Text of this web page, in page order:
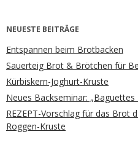
NEUESTE BEITRÄGE
Entspannen beim Brotbacken
Sauerteig Brot & Brötchen für
Kürbiskern-Joghurt-Kruste
Neues Backseminar: „Baguettes
REZEPT-Vorschlag für das Brot
Roggen-Kruste